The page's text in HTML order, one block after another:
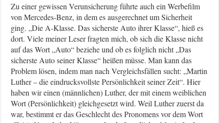
Zu einer gewissen Verunsicherung führte auch ein Werbefilm
von Mercedes-Benz, in dem es ausgerechnet um Sicherheit
ging. „Die A-Klasse. Das sicherste Auto ihrer Klasse“, hieß es
dort. Viele meiner Leser fragten mich, ob sich die Klasse nicht
auf das Wort „Auto“ beziehe und ob es folglich nicht „Das
sicherste Auto seiner Klasse“ heißen müsse. Man kann das
Problem lösen, indem man nach Vergleichsfällen sucht: „Martin
Luther – die eindrucksvollste Persönlichkeit seiner Zeit“. Hier
haben wir einen (männlichen) Luther, der mit einem weiblichen
Wort (Persönlichkeit) gleichgesetzt wird. Weil Luther zuerst da
war, bestimmt er das Geschlecht des Pronomens vor dem Wort